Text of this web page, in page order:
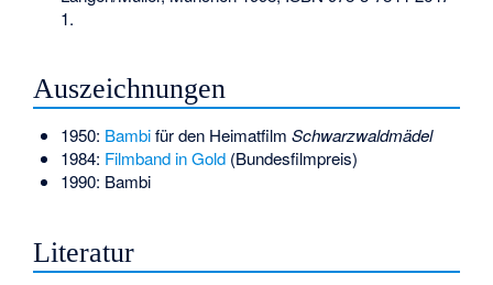
1.
Auszeichnungen
1950: Bambifür den Heimatfilm Schwarzwaldmädel
1984: Filmband in Gold(Bundesfilmpreis)
1990: Bambi
Literatur